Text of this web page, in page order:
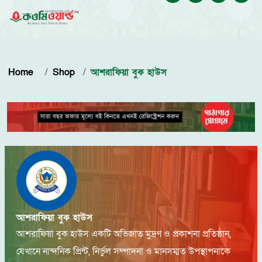
Home Shop আশরাফিয়া বুক হাউস
আশরাফিয়া বুক হাউস
আশরাফিয়া বুক হাউস একটি অভিজাত মুদ্রণ ও প্রকাশনা প্রতিষ্ঠান,
যেখানে নান্দনিক প্রিন্ট, নির্ভুল সম্পাদনা ও মানসম্মত উপস্থাপনাকে